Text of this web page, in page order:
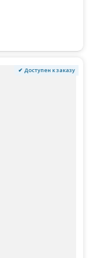
✔ Доступен к заказу